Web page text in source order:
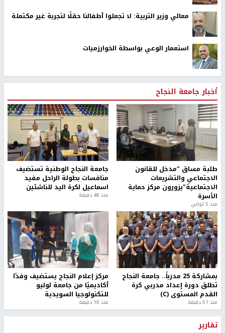
معالي وزير التربية: لا تجعلوا أطفالنا حقلًا لتجربة غير مكتملة
استعمار الوعي بواسطة الخوارزميات
أخبار جامعة النجاح
طلبة مساق "مدخل للقانون
الاجتماعي والتشريعات
الاجتماعية"يزورون مركز حماية
الأسرة
منذ 5 ثواني
جامعة النجاح الوطنية تستضيف
منافسات بطولة الراحل مفيد
اسماعيل لكرة اليد للناشئين
منذ 48 دقيقة
بمشاركة 25 مدرباً.. جامعة النجاح
تطلق دورة إعداد مدربي كرة
القدم المستوى (C)
منذ 51 دقيقة
مركز إعلام النجاح يستضيف وفدًا
أكاديميًا من جامعة لوليو
للتكنولوجيا السويدية
منذ 10 دقيقة
تقارير